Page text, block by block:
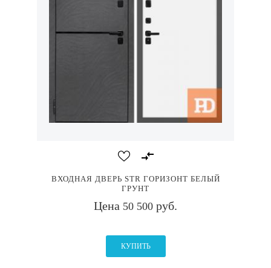
ВХОДНАЯ ДВЕРЬ STR ГОРИЗОНТ БЕЛЫЙ
ГРУНТ
Цена 50 500 руб.
КУПИТЬ